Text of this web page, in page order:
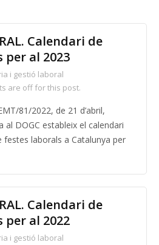
Calendari de
per al 2023
i gestió laboral
are off for this post.
81/2022, de 21 d’abril,
al DOGC estableix el calendari
festes laborals a Catalunya per
Calendari de
per al 2022
i gestió laboral